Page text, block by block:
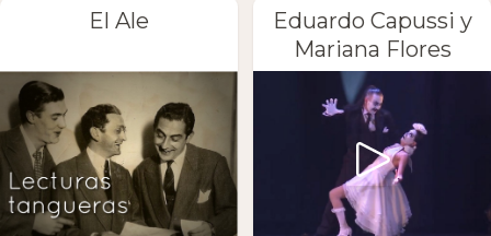
El Ale
Eduardo Capussi y
Mariana Flores